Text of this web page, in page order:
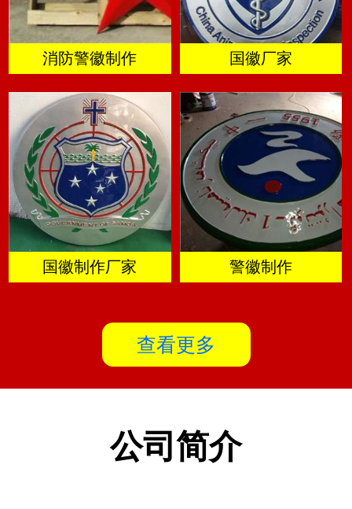
消防警徽制作 国徽厂家
国徽制作厂家 警徽制作
查看更多
公司简介